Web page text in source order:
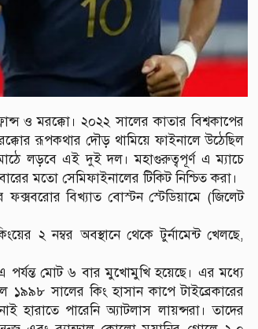
ও মরক্কো। ২০২২ সালের কাতার বিশ্বকাপের
রূপকথার দৌড় থামিয়ে ফাইনালে উঠেছিল
লড়বে এই দুই দল। মহাগুরুত্বপূর্ণ এ ম্যাচে
মতো সেমিফাইনালের টিকিট নিশ্চিত করা।
ফক্সবরোর বিখ্যাত বোস্টন স্টেডিয়ামে (জিলেট
২ নম্বর অবস্থানে থেকে টুর্নামেন্ট খেলছে,
পর্যন্ত মোট ৬ বার মুখোমুখি হয়েছে। এর মধ্যে
১৯৯৮ সালের কিং হাসান কাপে টাইব্রেকারের
হারাতে পারেনি অ্যাটলাস লায়ন্সরা। তাদের